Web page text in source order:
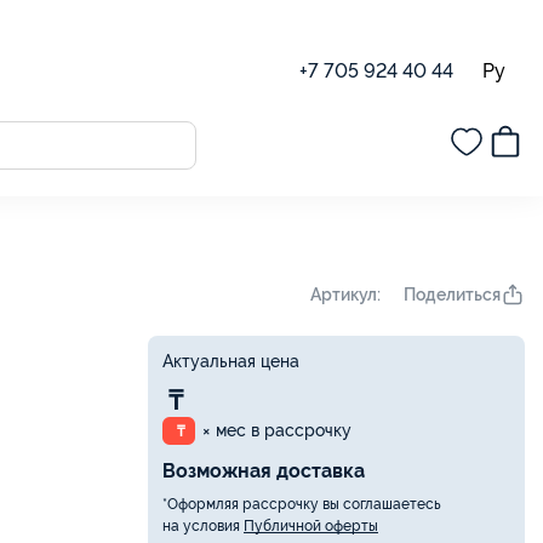
+7 705 924 40 44 Ру
Артикул: Поделиться
Актуальная цена
₸
₸ × мес в рассрочку
Возможная доставка
*Оформляя рассрочку вы соглашаетесь
на условия Публичной оферты